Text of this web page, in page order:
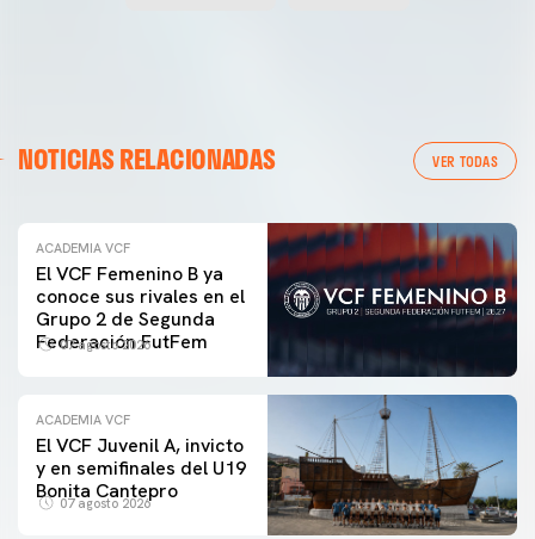
NOTICIAS RELACIONADAS VER TODAS
ACADEMIA VCF
El VCF Femenino B ya
conoce sus rivales en el
Grupo 2 de Segunda
Federación FutFem
07 agosto 2026
ACADEMIA VCF
El VCF Juvenil A, invicto
y en semifinales del U19
Bonita Cantepro
07 agosto 2026